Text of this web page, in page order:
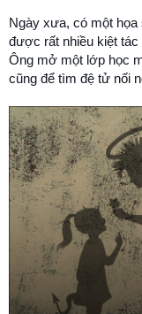
r
Ngày xưa, có một
được rất nhiều kiệt tác
Ông mở một lớp học
cũng để tìm đệ tử nối